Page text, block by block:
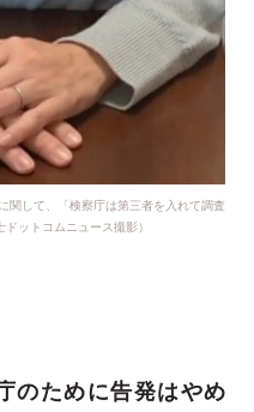
関して、「検察庁は第三者を入れて調査
ットコムニュース撮影）
のために告発はやめ